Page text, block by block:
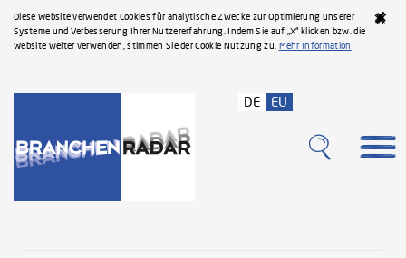
Diese Website verwendet Cookies für analytische Zwecke zur Optimierung unserer
Systeme und Verbesserung Ihrer Nutzererfahrung. Indem Sie auf „X“ klicken bzw. die
Website weiter verwenden, stimmen Sie der Cookie Nutzung zu. Mehr Information
DE EU